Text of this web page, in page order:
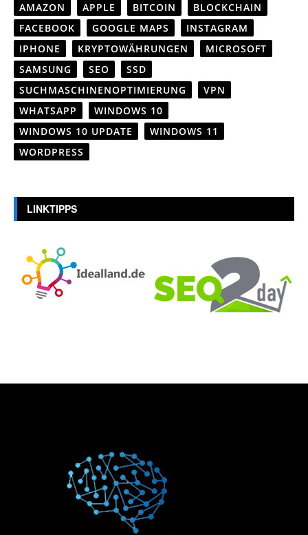
AMAZON APPLE BITCOIN
BLOCKCHAIN
FACEBOOK
GOOGLE MAPS
INSTAGRAM
IPHONE
KRYPTOWÄHRUNGEN
MICROSOFT
SAMSUNG
SEO
SSD
SUCHMASCHINENOPTIMIERUNG
VPN
WHATSAPP
WINDOWS 10
WINDOWS 10 UPDATE
WINDOWS 11
WORDPRESS
LINKTIPPS